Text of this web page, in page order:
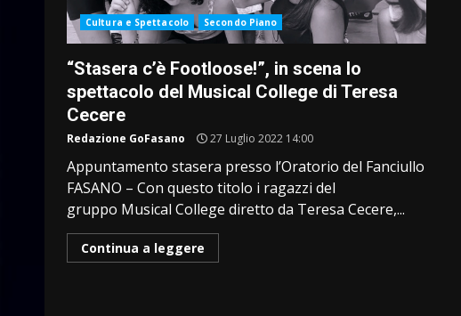
Cultura e Spettacolo Secondo Piano
“Stasera c’è Footloose!”, in scena lo
spettacolo del Musical College di Teresa
Cecere
Redazione GoFasano 27 Luglio 2022 14:00
Appuntamento stasera presso l’Oratorio del Fanciullo
FASANO – Con questo titolo i ragazzi del
gruppo Musical College diretto da Teresa Cecere,...
Continua a leggere